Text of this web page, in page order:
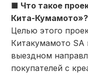
■ Что такое
Кита-Кумамото»?
Целью этого
Китакумамото SA
выездном
покупателей с